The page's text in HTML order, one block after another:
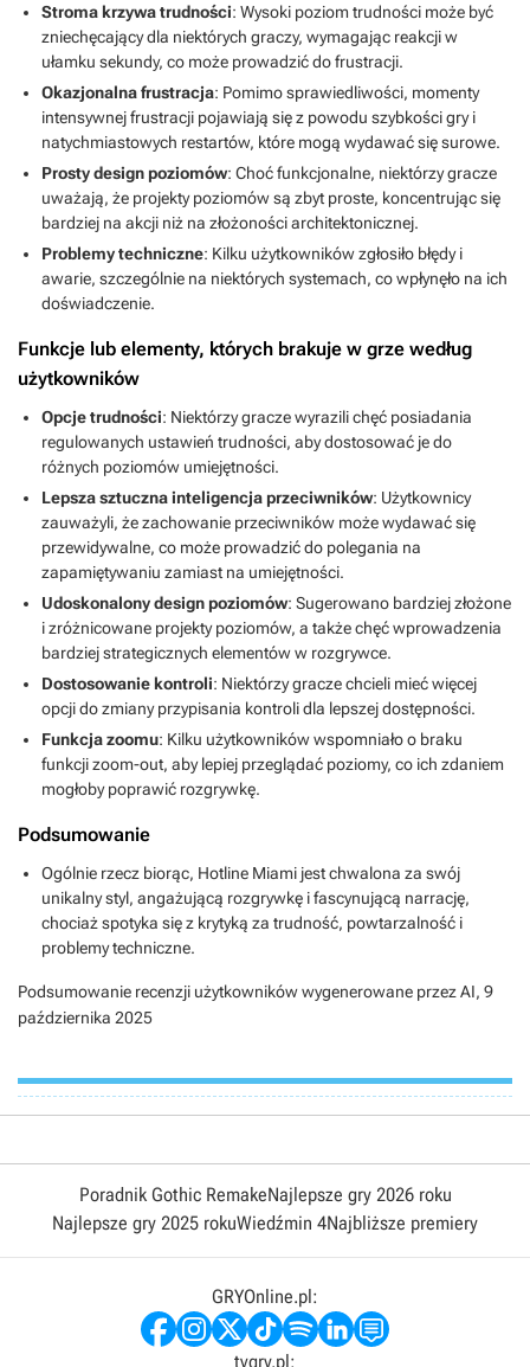
Stroma krzywa trudności: Wysoki poziom trudności może być
zniechęcający dla niektórych graczy, wymagając reakcji w
ułamku sekundy, co może prowadzić do frustracji.
Okazjonalna frustracja: Pomimo sprawiedliwości, momenty
intensywnej frustracji pojawiają się z powodu szybkości gry i
natychmiastowych restartów, które mogą wydawać się surowe.
Prosty design poziomów: Choć funkcjonalne, niektórzy gracze
uważają, że projekty poziomów są zbyt proste, koncentrując się
bardziej na akcji niż na złożoności architektonicznej.
Problemy techniczne: Kilku użytkowników zgłosiło błędy i
awarie, szczególnie na niektórych systemach, co wpłynęło na ich
doświadczenie.
Funkcje lub elementy, których brakuje w grze według
użytkowników
Opcje trudności: Niektórzy gracze wyrazili chęć posiadania
regulowanych ustawień trudności, aby dostosować je do
różnych poziomów umiejętności.
Lepsza sztuczna inteligencja przeciwników: Użytkownicy
zauważyli, że zachowanie przeciwników może wydawać się
przewidywalne, co może prowadzić do polegania na
zapamiętywaniu zamiast na umiejętności.
Udoskonalony design poziomów: Sugerowano bardziej złożone
i zróżnicowane projekty poziomów, a także chęć wprowadzenia
bardziej strategicznych elementów w rozgrywce.
Dostosowanie kontroli: Niektórzy gracze chcieli mieć więcej
opcji do zmiany przypisania kontroli dla lepszej dostępności.
Funkcja zoomu: Kilku użytkowników wspomniało o braku
funkcji zoom-out, aby lepiej przeglądać poziomy, co ich zdaniem
mogłoby poprawić rozgrywkę.
Podsumowanie
Ogólnie rzecz biorąc, Hotline Miami jest chwalona za swój
unikalny styl, angażującą rozgrywkę i fascynującą narrację,
chociaż spotyka się z krytyką za trudność, powtarzalność i
problemy techniczne.
Podsumowanie recenzji użytkowników wygenerowane przez AI, 9
października 2025
Poradnik Gothic RemakeNajlepsze gry 2026 roku
Najlepsze gry 2025 rokuWiedźmin 4Najbliższe premiery
GRYOnline.pl:
tvgry.pl: